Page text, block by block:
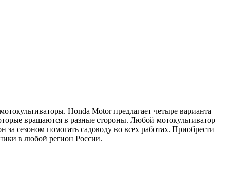
Honda Motor предлагает четыре варианта
вращаются в разные стороны. Любой мотокультиватор
сезоном помогать садоводу во всех работах. Приобрести
в любой регион России.